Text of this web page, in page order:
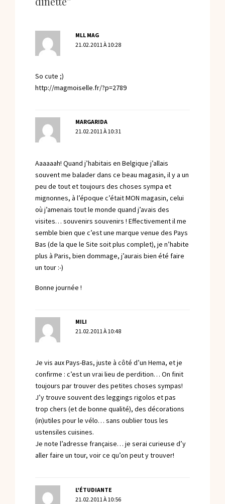
MLL MAG
21.02.2011 À 10:28
So cute ;)
http://magmoiselle.fr/?p=2789
MARGARIDA
21.02.2011 À 10:31
Aaaaaah! Quand j’habitais en Belgique j’allais
souvent me balader dans ce beau magasin, il y a un
peu de tout et toujours des choses sympa et
mignonnes, à l’époque c’était MON magasin, celui
où j’amenais tout le monde quand j’avais des
visites… souvenirs souvenirs ! Effectivement il me
semble bien que c’est une marque venue des Pays
Bas (de la que le Site soit plus complet), je n’habite
plus à Paris, bien dommage, j’aurais bien été faire
un tour :-)
Bonne journée !
MILI
21.02.2011 À 10:48
Je vis aux Pays-Bas, juste à côté d’un Hema, et je
confirme : c’est un vrai lieu de perdition… On finit
toujours par trouver des petites choses sympas!
J’y trouve souvent des leggings rigolos et pas
trop chers (et de bonne qualité), des décorations
(in)utiles pour le vélo… sans oublier tous les
ustensiles cuisines.
Je note l’adresse française… je serai curieuse d’y
aller faire un tour, voir ce qu’on peut y trouver!
L'ÉTUDIANTE
21.02.2011 À 10:56